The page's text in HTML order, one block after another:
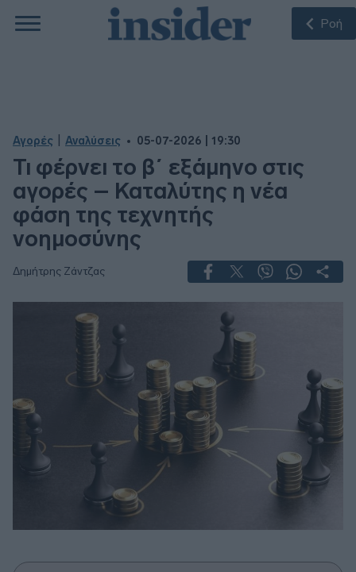
Ροή
Αγορές Αναλύσεις 05-07-2026 | 19:30
Τι φέρνει το β΄ εξάμηνο στις
αγορές – Καταλύτης η νέα
φάση της τεχνητής
νοημοσύνης
Δημήτρης Ζάντζας